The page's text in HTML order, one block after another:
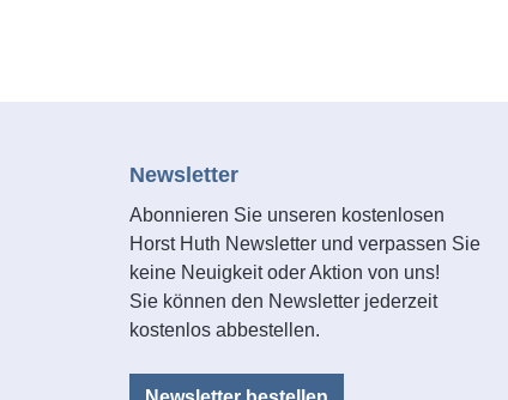
Newsletter
Abonnieren Sie unseren kostenlosen
Horst Huth Newsletter und verpassen Sie
keine Neuigkeit oder Aktion von uns!
Sie können den Newsletter jederzeit
kostenlos abbestellen.